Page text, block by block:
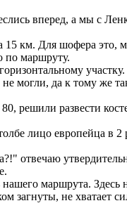
вперед, а мы с
км. Для шофера это,
по маршруту.
могли, да к тому же
решили развести
лицо европейца в 2
отвечаю
маршрута. Здесь
загнуты, не хватает